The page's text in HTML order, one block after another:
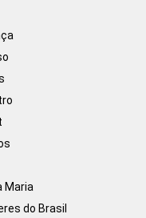
Maria
do Brasil